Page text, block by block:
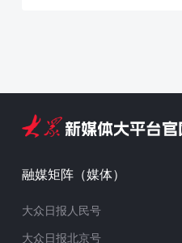
融媒矩阵（媒体）
大众日报人民号
大众日报北京号